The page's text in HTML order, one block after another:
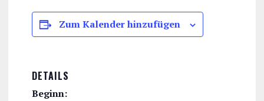
Zum Kalender hinzufügen
DETAILS
Beginn: